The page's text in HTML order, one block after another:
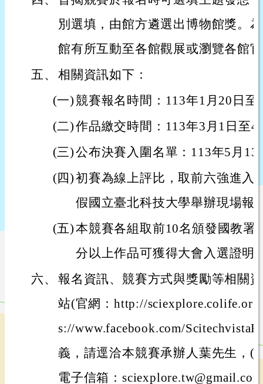
別選填，由館方遴選出博物館獎。
館有所互動至各館觀展或瀏覽各館
五、 相關資訊如下：
(一)競賽報名時間：113年1月20日至
(二)作品繳交時間：113年3月1日至
(三)公布決賽入圍名單：113年5月13
(四)初賽為線上評比，取前六強進入
假國立臺北科技大學舉辦現場報
(五)本競賽各組取前10名頒發國教署
分以上作品可獲得大會入選證明
六、 報名資訊、競賽方式與獎勵等相關
站(官網：http://
s://www.facebook.com/
義，請逕洽本競賽承辦人葉先生，(
電子信箱：